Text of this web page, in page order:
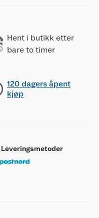
Hent i butikk etter
bare to timer
120 dagers åpent
kjøp
Leveringsmetoder